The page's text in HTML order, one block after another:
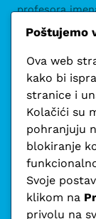
profesora
ugostio
guglala o
Poštujemo
Ova web
kako bi
stranice i
Kolačići su
pohranjuju
blokiranje
Svoje
klikom na
privolu na